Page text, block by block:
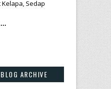
Sedap
BLOG ARCHIVE